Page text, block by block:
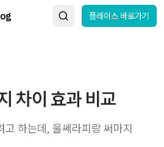
플레이스 바로가기
차이 효과 비교
고 하는데, 울쎄라피랑 써마지